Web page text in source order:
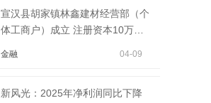
宣汉县胡家镇林鑫建材经营部（个
体工商户）成立 注册资本10万人
金融 04-09
新风光：2025年净利润同比下降